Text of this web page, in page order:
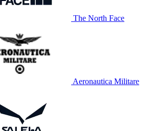
The North Face
Aeronautica Militare